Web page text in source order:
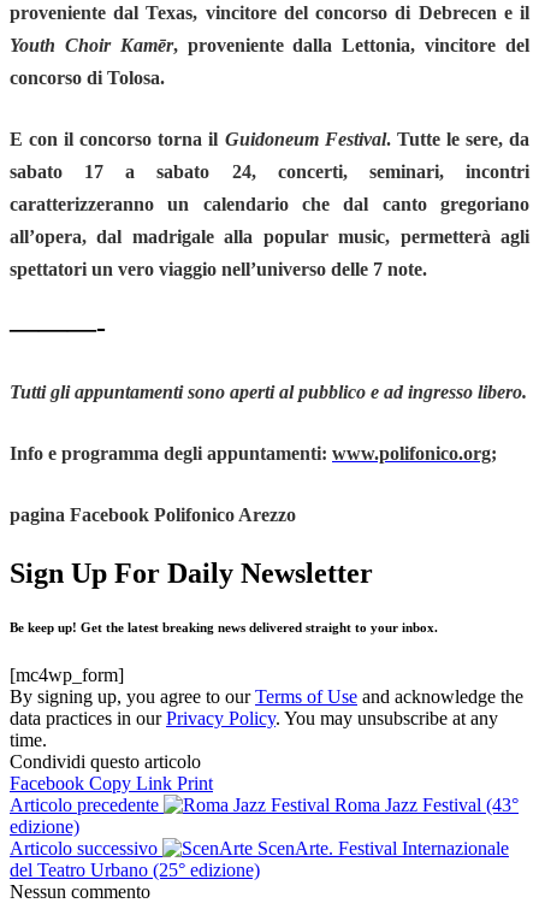
proveniente dal Texas, vincitore del concorso di Debrecen e il
Youth Choir Kamēr, proveniente dalla Lettonia, vincitore del
concorso di Tolosa.
E con il concorso torna il Guidoneum Festival. Tutte le sere,da
sabato 17 a sabato 24, concerti, seminari, incontri
caratterizzeranno un calendario che dal canto gregoriano
all’opera, dal madrigale alla popular music, permetterà agli
spettatori un vero viaggio nell’universo delle 7 note.
———-
Tutti gli appuntamenti sono aperti al pubblico e ad ingresso libero.
Info e programma degli appuntamenti: www.polifonico.org;
pagina Facebook Polifonico Arezzo
Sign Up For Daily Newsletter
Be keep up! Get the latest breaking news delivered straight to your inbox.
[mc4wp_form]
By signing up, you agree to ourTerms of Use and acknowledge the
data practices in ourPrivacy Policy. You may unsubscribe at any
time.
Condividi questo articolo
Facebook Copy Link Print
Articolo precedente
Roma Jazz Festival (43°
edizione)
Articolo successivo
ScenArte. Festival Internazionale
del Teatro Urbano (25° edizione)
Nessun commento